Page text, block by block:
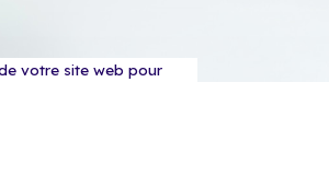
votre site web pour